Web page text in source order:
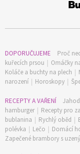
DOPORUČUJEME Proč
kuřecích prsou | Omáčky
Koláče a buchty na plech |
narození | Horoskopy |
RECEPTY A VAŘENÍ
hamburger | Recepty pro
bublanina | Rychlý oběd |
polévka | Lečo | Domácí
Zapečené brambory s